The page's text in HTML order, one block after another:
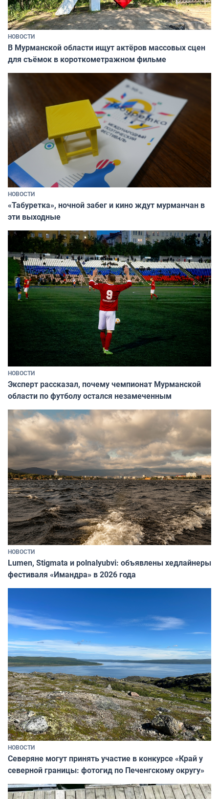
НОВОСТИ
В Мурманской области ищут актёров массовых сцен
для съёмок в короткометражном фильме
НОВОСТИ
«Табуретка», ночной забег и кино ждут мурманчан в
эти выходные
НОВОСТИ
Эксперт рассказал, почему чемпионат Мурманской
области по футболу остался незамеченным
НОВОСТИ
Lumen, Stigmata и polnalyubvi: объявлены хедлайнеры
фестиваля «Имандра» в 2026 года
НОВОСТИ
Северяне могут принять участие в конкурсе «Край у
северной границы: фотогид по Печенгскому округу»